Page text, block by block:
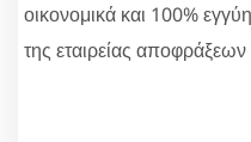
οικονομικά και 100%
της εταιρείας